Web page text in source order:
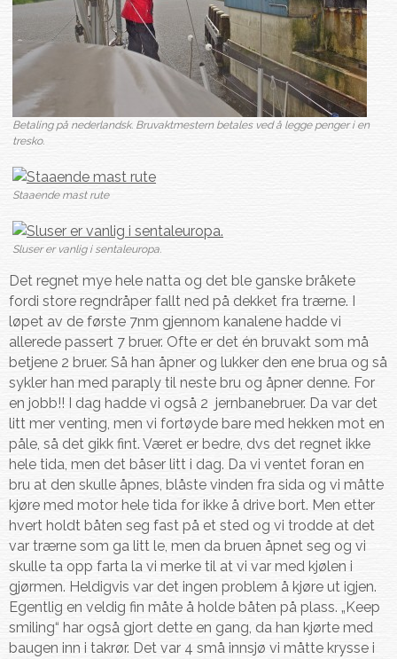
Betaling på nederlandsk. Bruvaktmestern betales ved å legge penger i en
tresko.
Staaende mast rute
Sluser er vanlig i sentaleuropa.
Det regnet mye hele natta og det ble ganske bråkete
fordi store regndråper fallt ned på dekket fra trærne. I
løpet av de første 7nm gjennom kanalene hadde vi
allerede passert 7 bruer. Ofte er det én bruvakt som må
betjene 2 bruer. Så han åpner og lukker den ene brua og så
sykler han med paraply til neste bru og åpner denne. For
en jobb!! I dag hadde vi også 2 jernbanebruer. Da var det
litt mer venting, men vi fortøyde bare med hekken mot en
påle, så det gikk fint. Været er bedre, dvs det regnet ikke
hele tida, men det båser litt i dag. Da vi ventet foran en
bru at den skulle åpnes, blåste vinden fra sida og vi måtte
kjøre med motor hele tida for ikke å drive bort. Men etter
hvert holdt båten seg fast på et sted og vi trodde at det
var trærne som ga litt le, men da bruen åpnet seg og vi
skulle ta opp farta la vi merke til at vi var med kjølen i
gjørmen. Heldigvis var det ingen problem å kjøre ut igjen.
Egentlig en veldig fin måte å holde båten på plass. „Keep
smiling“ har også gjort dette en gang, da han kjørte med
baugen inn i takrør. Det var 4 små innsjø vi måtte krysse i